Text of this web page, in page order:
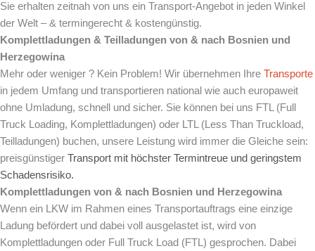
Sie erhalten zeitnah von uns ein Transport-Angebot in jeden Winkel
der Welt – & termingerecht & kostengünstig.
Komplettladungen & Teilladungen von & nach Bosnien und
Herzegowina
Mehr oder weniger ? Kein Problem! Wir übernehmen Ihre Transporte
in jedem Umfang und transportieren national wie auch europaweit
ohne Umladung, schnell und sicher. Sie können bei uns FTL (Full
Truck Loading, Komplettladungen) oder LTL (Less Than Truckload,
Teilladungen) buchen, unsere Leistung wird immer die Gleiche sein:
preisgünstiger Transport mit höchster Termintreue und geringstem
Schadensrisiko.
Komplettladungen von & nach Bosnien und Herzegowina
Wenn ein LKW im Rahmen eines Transportauftrags eine einzige
Ladung befördert und dabei voll ausgelastet ist, wird von
Komplettladungen oder Full Truck Load (FTL) gesprochen. Dabei